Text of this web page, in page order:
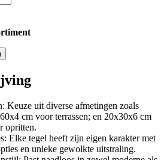
Keuze uit diverse afmetingen zoals
cm voor terrassen; en 20x30x6 cm
opritten.
Elke tegel heeft zijn eigen karakter met
en unieke gewolkte uitstraling.